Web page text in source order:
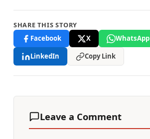
SHARE THIS STORY
Facebook
X
WhatsApp
LinkedIn
Copy Link
Leave a Comment